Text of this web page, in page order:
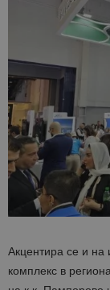
Акцентира се и на
комплекс в